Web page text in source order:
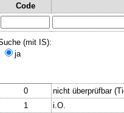
Code
(mit IS):
ja
0
nicht überprüfbar
1
i.O.